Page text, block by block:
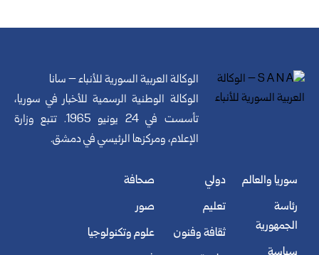
الوكالة العربية السورية للأنباء – سانا
الوكالة الوطنية الرسمية للأخبار في سوريا،
تأسست في 24 يونيو 1965. تتبع وزارة
الإعلام، ومركزها الرئيسي في دمشق.
سوريا والعالم
رئاسة
الجمهورية
دولي
تعليم
ثقافة وفنون
صحافة
صور
علوم وتكنولوجيا